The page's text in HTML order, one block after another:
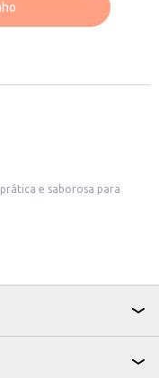
e saborosa para
o chá de maçã pode ser
bebidas.
para quem busca